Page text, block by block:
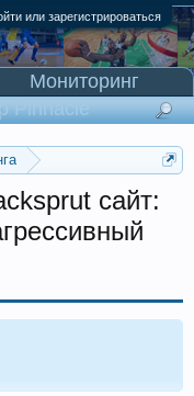
или зарегистрироваться
сайт:
Мониторинг
Pinnacle